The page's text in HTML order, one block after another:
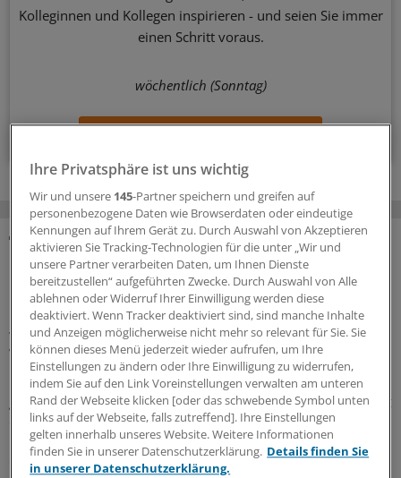
Kolleginnen und Kollegen inspirieren - und seien Sie immer
einen Schritt voraus.
wöchentlich (Sonntag)
Zum Abonnieren bitte anmelden
MEHR ZUM THEMA
Präventionsoffensive
Gesundheitsrechtler Thomas Schlegel: „Krankheit
wirkt wie eine stille Rezession im Inneren der
Wirtschaft“
Die Koalition will die Prävention als
gesamtgesellschaftliche Aufgabe stärken. Richtig so, sagt
der Gesundheitsrechtler Professor Thomas Schlegel im
Interview mit der Ärzte Zeitung. Das Thema habe aber
eine viel größere Dimension als viele meinten.
Ihre Privatsphäre ist uns wichtig
Wir und unsere 145-Partner speichern und greifen auf
personenbezogene Daten wie Browserdaten oder eindeutige
Kennungen auf Ihrem Gerät zu. Durch Auswahl von Akzeptieren
aktivieren Sie Tracking-Technologien für die unter „Wir und
unsere Partner verarbeiten Daten, um Ihnen Dienste
bereitzustellen“ aufgeführten Zwecke. Durch Auswahl von Alle
ablehnen oder Widerruf Ihrer Einwilligung werden diese
deaktiviert. Wenn Tracker deaktiviert sind, sind manche Inhalte
und Anzeigen möglicherweise nicht mehr so relevant für Sie. Sie
können dieses Menü jederzeit wieder aufrufen, um Ihre
Einstellungen zu ändern oder Ihre Einwilligung zu widerrufen,
indem Sie auf den Link Voreinstellungen verwalten am unteren
Rand der Webseite klicken [oder das schwebende Symbol unten
links auf der Webseite, falls zutreffend]. Ihre Einstellungen
gelten innerhalb unseres Website. Weitere Informationen
finden Sie in unserer Datenschutzerklärung. Details finden Sie
in unserer Datenschutzerklärung.